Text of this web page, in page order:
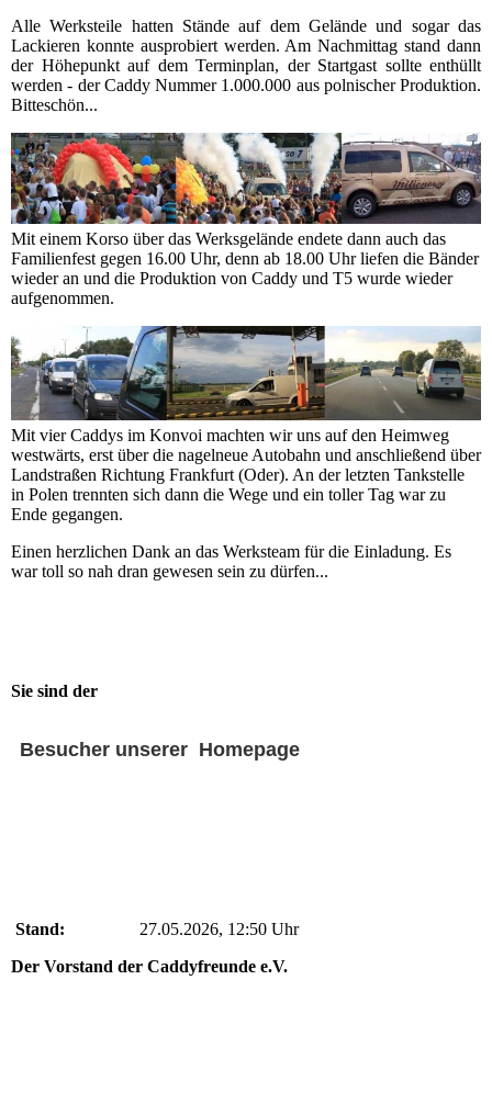
Alle Werksteile hatten Stände auf dem Gelände und sogar das
Lackieren konnte ausprobiert werden. Am Nachmittag stand dann
der Höhepunkt auf dem Terminplan, der Startgast sollte enthüllt
werden - der Caddy Nummer 1.000.000 aus polnischer Produktion.
Bitteschön...
Mit einem Korso über das Werksgelände endete dann auch das
Familienfest gegen 16.00 Uhr, denn ab 18.00 Uhr liefen die Bänder
wieder an und die Produktion von Caddy und T5 wurde wieder
aufgenommen.
Mit vier Caddys im Konvoi machten wir uns auf den Heimweg
westwärts, erst über die nagelneue Autobahn und anschließend über
Landstraßen Richtung Frankfurt (Oder). An der letzten Tankstelle
in Polen trennten sich dann die Wege und ein toller Tag war zu
Ende gegangen.
Einen herzlichen Dank an das Werksteam für die Einladung. Es
war toll so nah dran gewesen sein zu dürfen...
Sie sind der
Besucher unserer Homepage
Stand: 27.05.2026, 12:50 Uhr
Der Vorstand der Caddyfreunde e.V.